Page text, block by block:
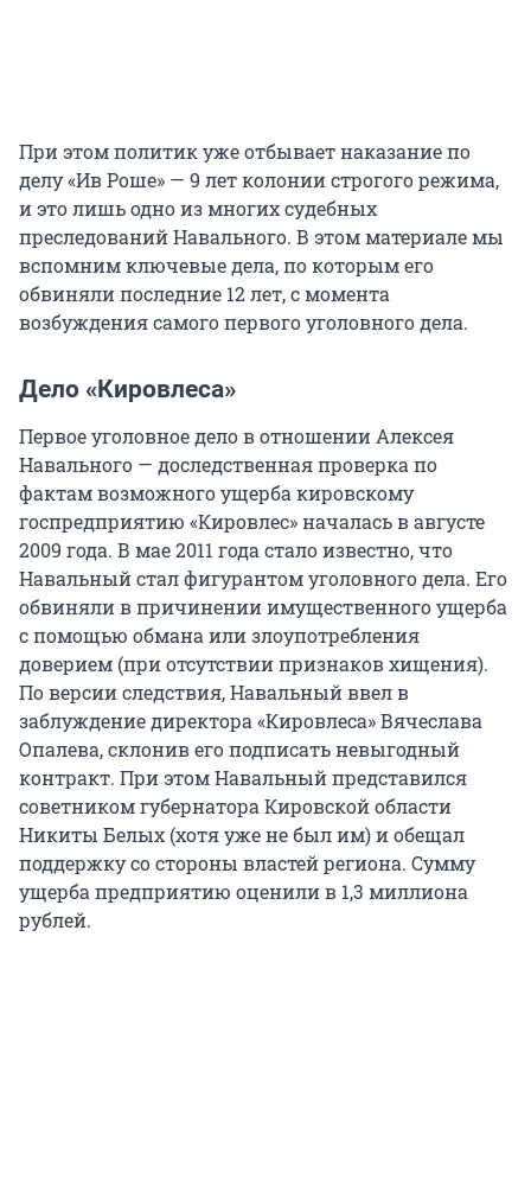
При этом политик уже отбывает наказание по
делу «Ив Роше» — 9 лет колонии строгого режима,
и это лишь одно из многих судебных
преследований Навального. В этом материале мы
вспомним ключевые дела, по которым его
обвиняли последние 12 лет, с момента
возбуждения самого первого уголовного дела.
Дело «Кировлеса»
Первое уголовное дело в отношении Алексея
Навального — доследственная проверка по
фактам возможного ущерба кировскому
госпредприятию «Кировлес» началась в августе
2009 года. В мае 2011 года стало известно, что
Навальный стал фигурантом уголовного дела. Его
обвиняли в причинении имущественного ущерба
с помощью обмана или злоупотребления
доверием (при отсутствии признаков хищения).
По версии следствия, Навальный ввел в
заблуждение директора «Кировлеса» Вячеслава
Опалева, склонив его подписать невыгодный
контракт. При этом Навальный представился
советником губернатора Кировской области
Никиты Белых (хотя уже не был им) и обещал
поддержку со стороны властей региона. Сумму
ущерба предприятию оценили в 1,3 миллиона
рублей.